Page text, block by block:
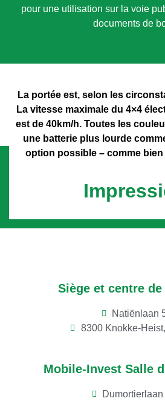
pour une utilisation sur la voie
documents de
La portée est, selon les
La vitesse maximale du 4×4
est de 40km/h. Toutes les
une batterie plus lourde
option possible – comme
Siège et centre
Natiënlaan
8300 Knokke-
Mobile-Invest Salle